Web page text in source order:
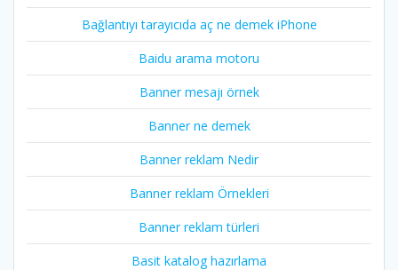
Bağlantıyı tarayıcıda aç ne demek iPhone
Baidu arama motoru
Banner mesajı örnek
Banner ne demek
Banner reklam Nedir
Banner reklam Örnekleri
Banner reklam türleri
Basit katalog hazırlama